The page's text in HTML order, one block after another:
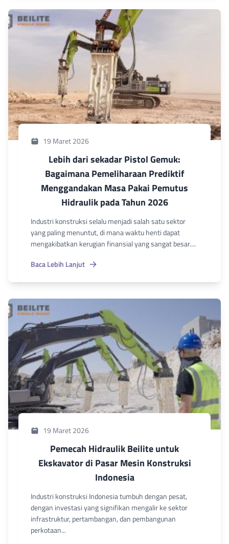
19 Maret 2026
Lebih dari sekadar Pistol Gemuk:
Bagaimana Pemeliharaan Prediktif
Menggandakan Masa Pakai Pemutus
Hidraulik pada Tahun 2026
Industri konstruksi selalu menjadi salah satu sektor
yang paling menuntut, di mana waktu henti dapat
mengakibatkan kerugian finansial yang sangat besar....
Baca Lebih Lanjut
19 Maret 2026
Pemecah Hidraulik Beilite untuk
Ekskavator di Pasar Mesin Konstruksi
Indonesia
Industri konstruksi Indonesia tumbuh dengan pesat,
dengan investasi yang signifikan mengalir ke sektor
infrastruktur, pertambangan, dan pembangunan
perkotaan...